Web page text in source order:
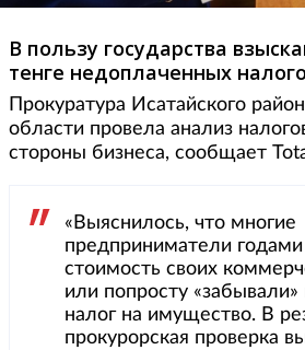
В пользу государства
тенге недоплаченных
Прокуратура Исатайского
области провела анализ
стороны бизнеса, сообщает
«Выяснилось, что многие
предприниматели
стоимость своих
или попросту
налог на имущество. В
прокурорская проверка